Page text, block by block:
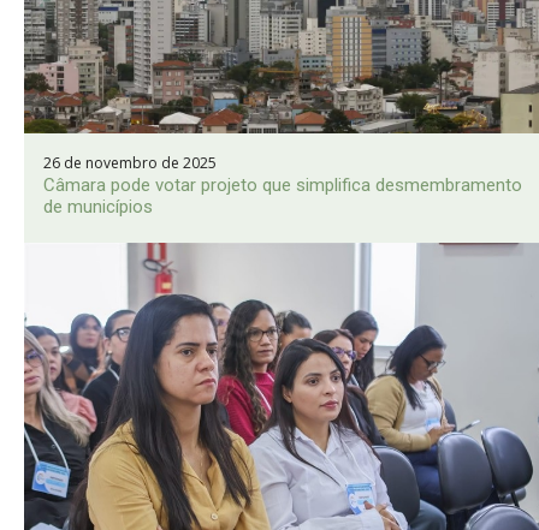
26 de novembro de 2025
Câmara pode votar projeto que simplifica desmembramento
de municípios